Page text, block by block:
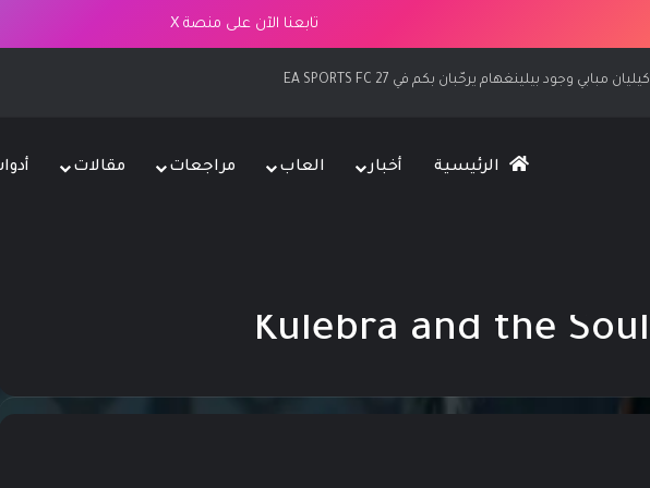
تابعنا الآن على منصة X
كيليان مبابي وجود بيلينغهام يرحّبان بكم في EA SPORTS FC 27
الرئيسية أخبار العاب مراجعات مقالات
Kulebra and the